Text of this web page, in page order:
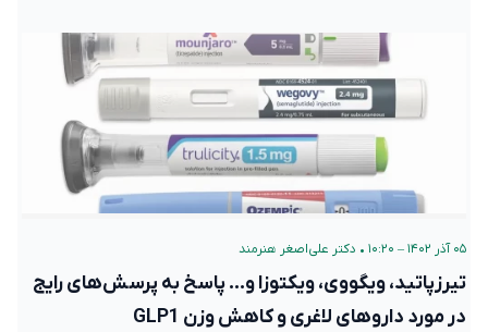
۰۵ آذر ۱۴۰۲ – ۱۰:۲۰ • دکتر علی‌اصغر هنرمند
تیرزپاتید، ویگووی، ویکتوزا و… پاسخ به پرسش‌های رایج
در مورد داروهای لاغری و کاهش وزن GLP1